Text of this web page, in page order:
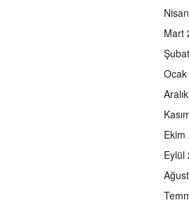
Mart
Ekim
Eylül